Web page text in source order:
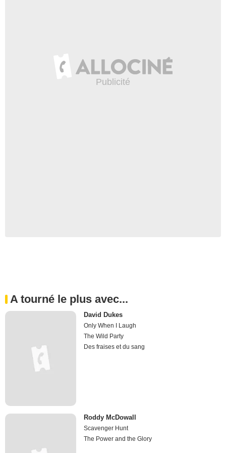
A tourné le plus avec...
David Dukes
Only When I Laugh
The Wild Party
Des fraises et du sang
Roddy McDowall
Scavenger Hunt
The Power and the Glory